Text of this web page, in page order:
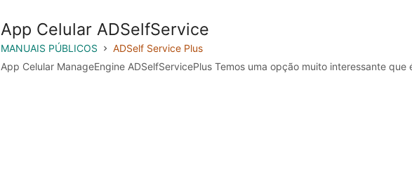
App Celular ADSelfService
MANUAIS PÚBLICOS
ADSelf Service Plus
App Celular ManageEngine ADSelfServicePlus Temos uma opção muito interessante que